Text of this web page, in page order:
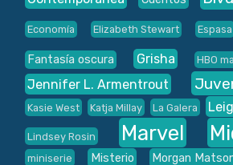
Economía Elizabeth Stewart Espasa
Fantasía oscura Grisha HBO
Jennifer L. Armentrout
Kasie West
Katja Millay La Galera
Lindsey Rosin Marvel
miniserie Misterio Morgan